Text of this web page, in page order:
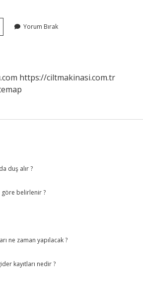
Yorum Bırak
https://ciltmakinasi.com.tr
duş alır ?
göre belirlenir ?
ne zaman yapılacak ?
kayıtları nedir ?